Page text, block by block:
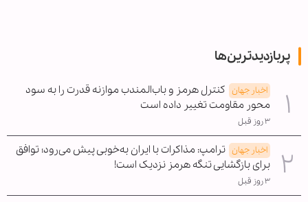
پربازدیدترین‌ها
اخبار جهان کنترل هرمز و باب‌المندب موازنه قدرت را به سود
محور مقاومت تغییر داده است
۳ روز قبل
اخبار جهان ترامپ: مذاکرات با ایران به‌خوبی پیش می‌رود؛ توافق
برای بازگشایی تنگه هرمز نزدیک است!
۳ روز قبل